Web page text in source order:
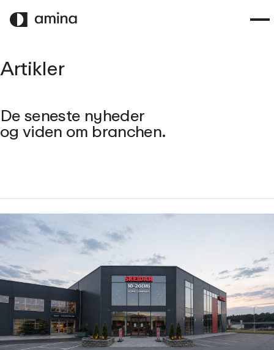
TIL
HOVEDINDHOLD
Artikler
De seneste nyheder
og viden om branchen.